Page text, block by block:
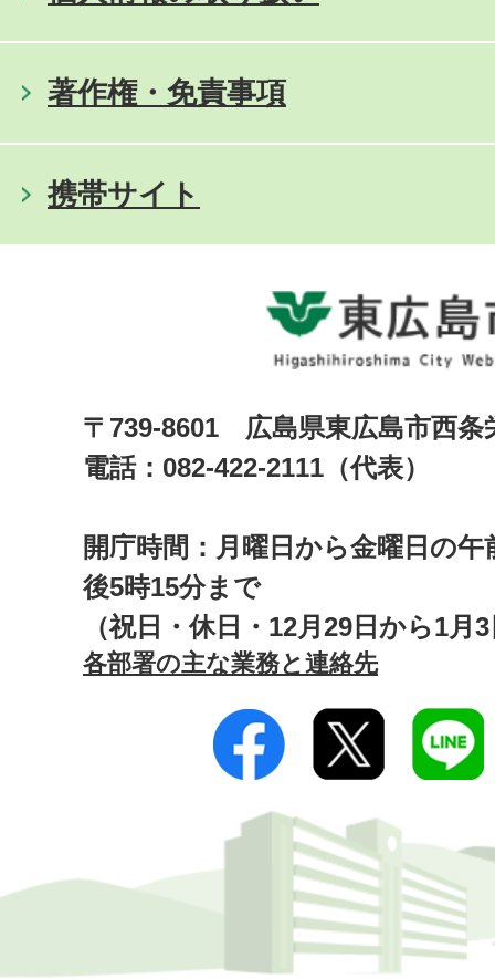
著作権・免責事項
携帯サイト
〒739-8601 広島県東広島市西
電話：082-422-2111（代表）
開庁時間：月曜日から金曜日の午
後5時15分まで
（祝日・休日・12月29日から1月
各部署の主な業務と連絡先